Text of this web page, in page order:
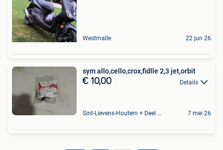
Westmalle 22 jun 26
sym allo,cello,crox,fidlle 2,3 jet,orbit
€ 10,00 Details
Sint-Lievens-Houtem + Deel Oombergen 7 mei 26